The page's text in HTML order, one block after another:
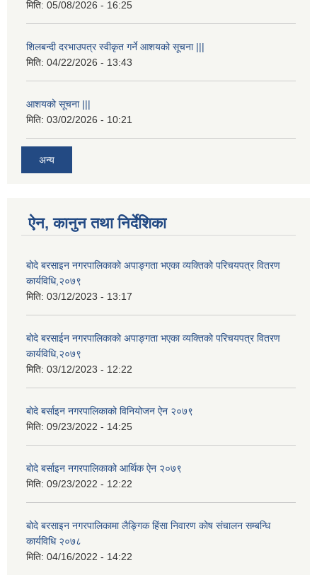
मिति: 05/08/2026 - 16:25
शिलबन्दी दरभाउपत्र स्वीकृत गर्ने आशयको सूचना |||
मिति: 04/22/2026 - 13:43
आशयको सूचना |||
मिति: 03/02/2026 - 10:21
अन्य
ऐन, कानुन तथा निर्देशिका
बोदे बरसाइन नगरपालिकाको अपाङ्गता भएका व्यक्तिको परिचयपत्र वितरण
कार्यविधि,२०७९
मिति: 03/12/2023 - 13:17
बोदे बरसाईन नगरपालिकाको अपाङ्गता भएका व्यक्तिको परिचयपत्र वितरण
कार्यविधि,२०७९
मिति: 03/12/2023 - 12:22
बाेदे बर्साइन नगरपालिकाको विनियोजन ऐन २०७९
मिति: 09/23/2022 - 14:25
बाेदे बर्साइन नगरपालिकाको आर्थिक ऐन २०७९
मिति: 09/23/2022 - 12:22
बोदे बरसाइन नगरपालिकामा लैङ्गिक हिंसा निवारण कोष संचालन सम्बन्धि
कार्यविधि २०७८
मिति: 04/16/2022 - 14:22